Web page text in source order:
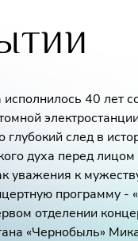
исполнилось 40 лет
глубокий след в
духа перед
уважения к
программу -
отделении
«Чернобыль»